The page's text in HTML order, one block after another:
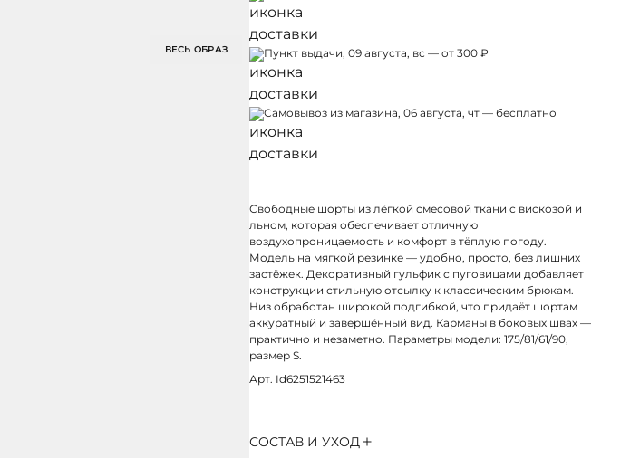
ВЕСЬ ОБРАЗ Пункт выдачи, 09 августа, вс — от 300 ₽
Самовывоз из магазина, 06 августа, чт — бесплатно
Свободные шорты из лёгкой смесовой ткани с вискозой и
льном, которая обеспечивает отличную
воздухопроницаемость и комфорт в тёплую погоду.
Модель на мягкой резинке — удобно, просто, без лишних
застёжек. Декоративный гульфик с пуговицами добавляет
конструкции стильную отсылку к классическим брюкам.
Низ обработан широкой подгибкой, что придаёт шортам
аккуратный и завершённый вид. Карманы в боковых швах —
практично и незаметно. Параметры модели: 175/81/61/90,
размер S.
Арт. Id6251521463
СОСТАВ И УХОД